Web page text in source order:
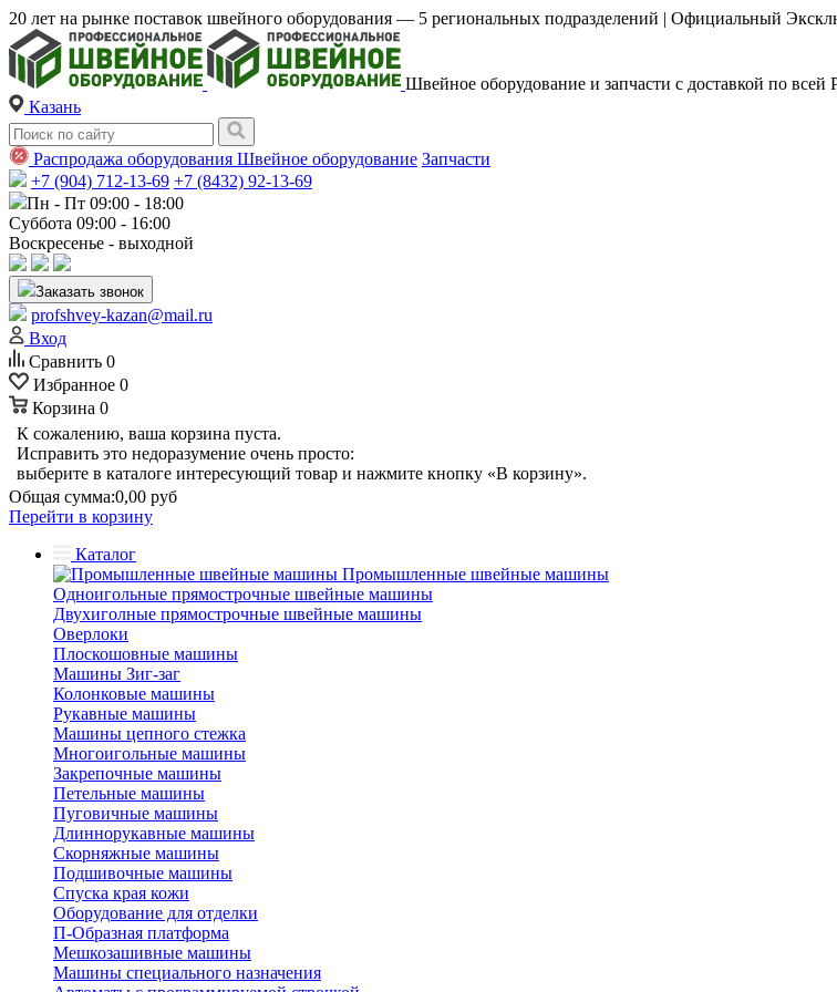
20 лет на рынке поставок швейного оборудования — 5 региональных подразделений | Официальный
Швейное оборудование и запчасти с доставкой по всей
Казань
Распродажа оборудования Швейное оборудование Запчасти
+7 (904) 712-13-69 +7 (8432) 92-13-69
Пн - Пт 09:00 - 18:00
Суббота 09:00 - 16:00
Воскресенье - выходной
Заказать звонок
profshvey-kazan@mail.ru
Вход
Сравнить 0
Избранное 0
Корзина 0
К сожалению, ваша корзина пуста.
Исправить это недоразумение очень просто:
выберите в каталоге интересующий товар и нажмите кнопку «В корзину».
Общая сумма:0,00 руб
Перейти в корзину
Каталог
Промышленные швейные машины
Одноигольные прямострочные швейные машины
Двухиголные прямострочные швейные машины
Оверлоки
Плоскошовные машины
Машины Зиг-заг
Колонковые машины
Рукавные машины
Машины цепного стежка
Многоигольные машины
Закрепочные машины
Петельные машины
Пуговичные машины
Длиннорукавные машины
Скорняжные машины
Подшивочные машины
Спуска края кожи
Оборудование для отделки
П-Образная платформа
Мешкозашивные машины
Машины специального назначения